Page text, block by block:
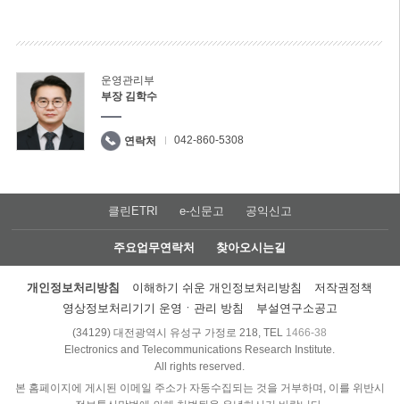
운영관리부
부장 김학수
연락처 042-860-5308
클린ETRI e-신문고 공익신고
주요업무연락처 찾아오시는길
개인정보처리방침 이해하기 쉬운 개인정보처리방침
저작권정책
영상정보처리기기 운영ㆍ관리 방침
부설연구소공고
(34129) 대전광역시 유성구 가정로 218, TEL 1466-38
Electronics and Telecommunications Research Institute.
All rights reserved.
본 홈페이지에 게시된 이메일 주소가 자동수집되는 것을 거부하며, 이를 위반시